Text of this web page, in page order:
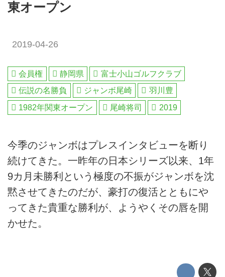
東オープン
2019-04-26
会員権 静岡県
富士小山ゴルフクラブ
伝説の名勝負
ジャンボ尾崎
羽川豊
1982年関東オープン
尾崎将司 2019
今季のジャンボはプレスインタビューを断り
続けてきた。一昨年の日本シリーズ以来、1年
9カ月未勝利という極度の不振がジャンボを沈
黙させてきたのだが、豪打の復活とともにや
ってきた貴重な勝利が、ようやくその唇を開
かせた。